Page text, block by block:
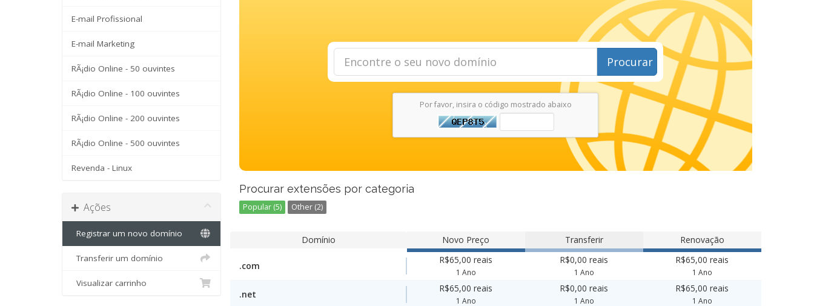
E-mail Profissional
E-mail Marketing
RÃ¡dio Online - 50 ouvintes
RÃ¡dio Online - 100 ouvintes
RÃ¡dio Online - 200 ouvintes
RÃ¡dio Online - 500 ouvintes
Revenda - Linux
Ações
Registrar um novo domínio
Transferir um domínio
Visualizar carrinho
Procurar
Por favor, insira o código mostrado abaixo
Procurar extensões por categoria
Popular (5) Other (2)
Domínio Novo Preço Transferir Renovação
.com
R$65,00 reais
1 Ano
R$0,00 reais
1 Ano
R$65,00 reais
1 Ano
.net
R$65,00 reais
1 Ano
R$0,00 reais
1 Ano
R$65,00 reais
1 Ano